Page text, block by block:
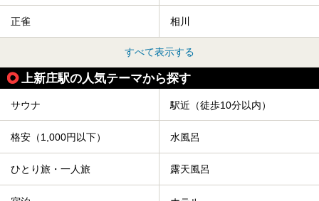
正雀 相川
すべて表示する
上新庄駅の人気テーマから探す
サウナ 駅近（徒歩10分以内）
格安（1,000円以下） 水風呂
ひとり旅・一人旅 露天風呂